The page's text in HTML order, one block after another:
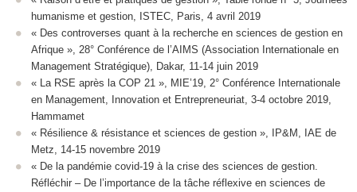
humanisme et gestion, ISTEC, Paris, 4 avril 2019
« Des controverses quant à la recherche en sciences de gestion en
Afrique », 28° Conférence de l’AIMS (Association Internationale en
Management Stratégique), Dakar, 11-14 juin 2019
« La RSE après la COP 21 », MIE’19, 2° Conférence Internationale
en Management, Innovation et Entrepreneuriat, 3-4 octobre 2019,
Hammamet
« Résilience & résistance et sciences de gestion », IP&M, IAE de
Metz, 14-15 novembre 2019
« De la pandémie covid-19 à la crise des sciences de gestion.
Réfléchir – De l’importance de la tâche réflexive en sciences de